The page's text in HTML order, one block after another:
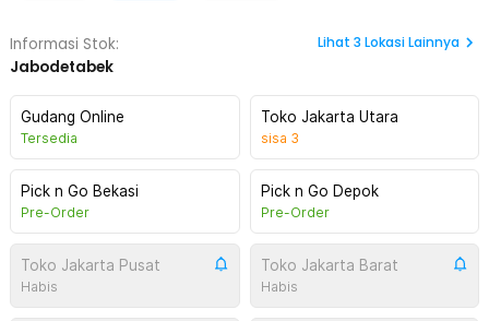
Informasi Stok:
Jabodetabek
Lihat 3 Lokasi Lainnya
Gudang Online
Tersedia
Toko Jakarta Utara
sisa 3
Pick n Go Bekasi
Pre-Order
Pick n Go Depok
Pre-Order
Toko Jakarta Pusat
Habis
Toko Jakarta Barat
Habis